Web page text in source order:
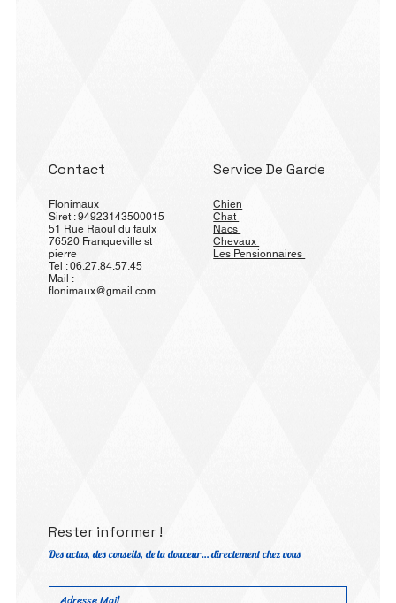
Contact
Flonimaux
Siret : 94923143500015
51 Rue Raoul du faulx
76520 Franqueville st
pierre
Tel : 06.27.84.57.45
Mail :
flonimaux@gmail.com
Service De Garde
Chien
Chat
Nacs
Chevaux
Les Pensionnaires
Rester informer !
Des actus, des conseils, de la douceur… directement chez vous